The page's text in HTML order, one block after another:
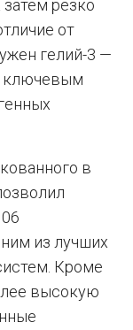
резко
от
гелий-3 —
ключевым
в
из лучших
Кроме
высокую